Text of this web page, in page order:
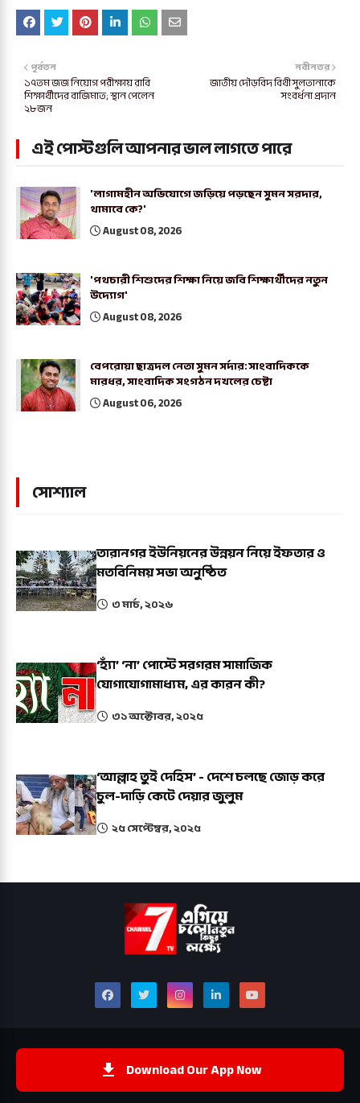
নবীনতর
জাতীয় দৌড়বিদ বিথী সুলতানাকে
সংবর্ধনা প্রদান
পূর্বতন
১৭তম জজ নিয়োগ পরীক্ষায় রাবি
শিক্ষার্থীদের বাজিমাত; স্থান পেলেন
২৮জন
এই পোস্টগুলি আপনার ভাল লাগতে পারে
'লাগামহীন অভিযোগে জড়িয়ে পড়ছেন সুমন সরদার,
থামাবে কে?'
August 08, 2026
'পথচারী শিশুদের শিক্ষা নিয়ে জবি শিক্ষার্থীদের নতুন
উদ্যোগ'
August 08, 2026
বেপরোয়া ছাত্রদল নেতা সুমন সর্দার: সাংবাদিককে
মারধর, সাংবাদিক সংগঠন দখলের চেষ্টা
August 06, 2026
সোশ্যাল
তারানগর ইউনিয়নের উন্নয়ন নিয়ে ইফতার ও
মতবিনিময় সভা অনুষ্ঠিত
৩ মার্চ, ২০২৬
‘হ্যাঁ’ ‘না’ পোস্টে সরগরম সামাজিক
যোগাযোগামাধ্যম, এর কারন কী?
৩১ অক্টোবর, ২০২৫
‘আল্লাহ তুই দেহিস’ - দেশে চলছে জোড় করে
চুল-দাড়ি কেটে দেয়ার জুলুম
২৫ সেপ্টেম্বর, ২০২৫
Download Our App Now